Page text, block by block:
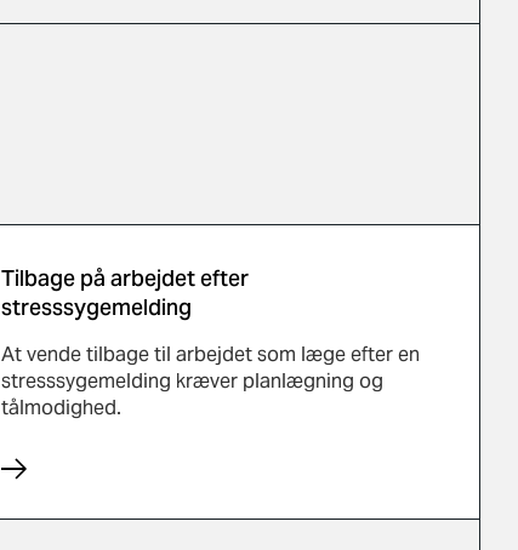
Tilbage på arbejdet efter
stresssygemelding
At vende tilbage til arbejdet som læge efter en
stresssygemelding kræver planlægning og
tålmodighed.